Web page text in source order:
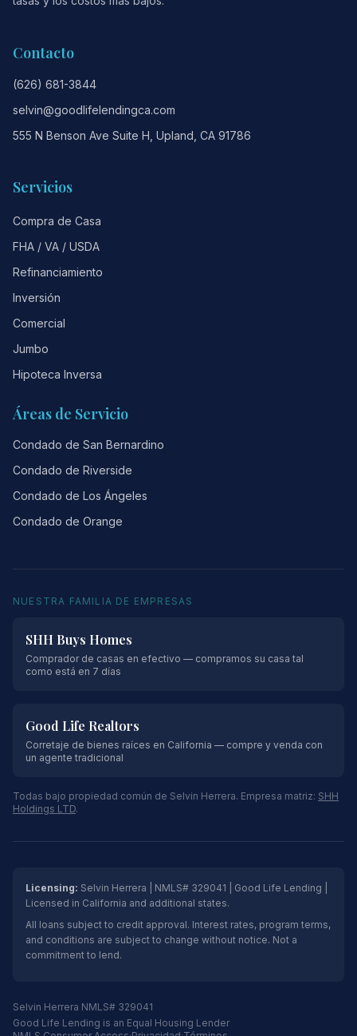
Contacto
(626) 681-3844
selvin@goodlifelendingca.com
555 N Benson Ave Suite H, Upland, CA 91786
Servicios
Compra de Casa
FHA / VA / USDA
Refinanciamiento
Inversión
Comercial
Jumbo
Hipoteca Inversa
Áreas de Servicio
Condado de San Bernardino
Condado de Riverside
Condado de Los Ángeles
Condado de Orange
NUESTRA FAMILIA DE EMPRESAS
SHH Buys Homes
Comprador de casas en efectivo — compramos su casa tal
como está en 7 días
Good Life Realtors
Corretaje de bienes raíces en California — compre y venda con
un agente tradicional
Todas bajo propiedad común de Selvin Herrera. Empresa matriz: SHH
Holdings LTD.
Licensing: Selvin Herrera | NMLS# 329041 | Good Life Lending |
Licensed in California and additional states.
All loans subject to credit approval. Interest rates, program terms,
and conditions are subject to change without notice. Not a
commitment to lend.
Selvin Herrera NMLS# 329041
Good Life Lending is an Equal Housing Lender